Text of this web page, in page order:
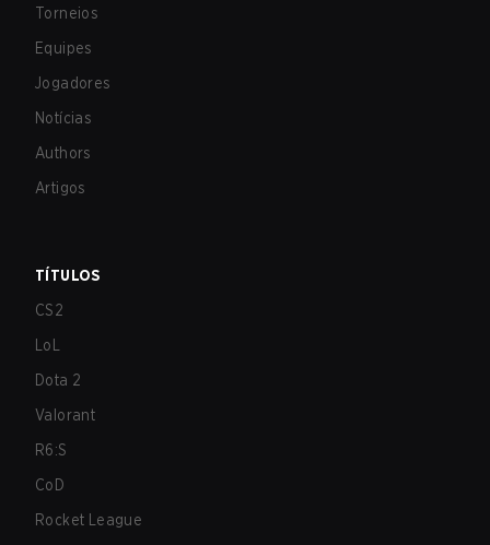
Torneios
Equipes
Jogadores
Notícias
Authors
Artigos
TÍTULOS
CS2
LoL
Dota 2
Valorant
R6:S
CoD
Rocket League